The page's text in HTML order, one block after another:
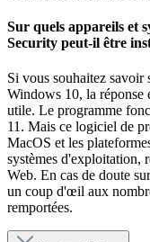
Sur quels appareils et
Security peut-il être
Si vous souhaitez
Windows 10, la réponse
utile. Le programme
11. Mais ce logiciel de
MacOS et les
systèmes d'exploitation,
Web. En cas de doute
un coup d'œil aux
remportées.